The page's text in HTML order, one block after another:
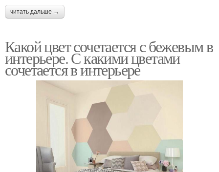
читать дальше →
Какой цвет сочетается с бежевым в
интерьере. С какими цветами
сочетается в интерьере